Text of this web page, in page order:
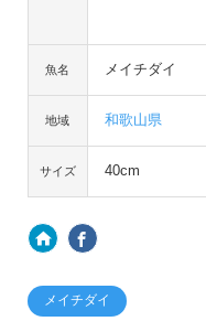
魚名 メイチダイ
地域 和歌山県
サイズ 40cm
メイチダイ